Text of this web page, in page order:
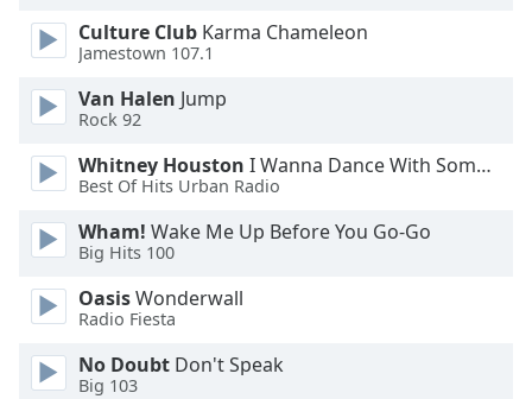
Opacity
Font
Edge
Style
Font
Family
Culture Club Karma Chameleon
Jamestown 107.1
Van Halen Jump
Rock 92
Whitney Houston I Wanna Dance With Somebody
Best Of Hits Urban Radio
Wham! Wake Me Up Before You Go-Go
Big Hits 100
OasisWonderwall
Radio Fiesta
No Doubt Don't Speak
Big 103